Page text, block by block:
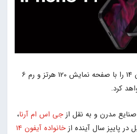
اپل هر چهار مدل آیفون 14 را با صفحه نمایش 120 هرتز و رم 6
کرد.
مدرن و به نقل از جی اس ام آرنا،
در پاییز سال آینده از خانواده آیفون 14